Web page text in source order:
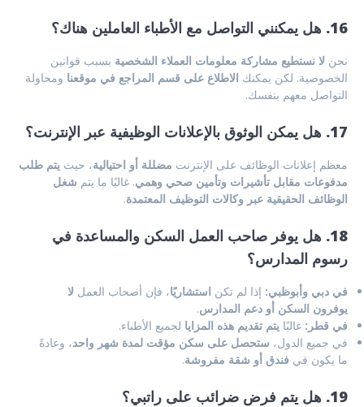
16. هل يمكنني التواصل مع الأطباء العاملين هناك؟
نحن لا نستطيع مشاركة معلومات العملاء الشخصية بسبب قوانين
الخصوصية. لكن يمكنك الاطلاع على قسم المراجع في موقعنا ومحاولة
التواصل معهم بنفسك.
17. هل يمكن الوثوق بالإعلانات الوظيفية عبر الإنترنت؟
معظم إعلانات الوظائف على الإنترنت مضللة أو احتيالية، حيث يتم طلب
مدفوعات مقابل تأشيرات وتأمين صحي وهمي. غالبًا ما يتم شغل
الوظائف الحقيقية عبر وكالات التوظيف المعتمدة.
18. هل يوفر صاحب العمل السكن والمساعدة في
رسوم المدارس؟
في دبي وأبوظبي: إذا لم تكن استشاريًا، فإن أصحاب العمل لا
يوفرون السكن أو دعم المدارس.
في قطر: غالبًا يتم تقديم هذه المزايا لجميع الأطباء.
في جميع الدول، ستحصل على سكن مؤقت لمدة شهر واحد، وعادةً
ما يكون في فندق أو شقة مفروشة.
19. هل يتم فرض ضرائب على راتبي؟